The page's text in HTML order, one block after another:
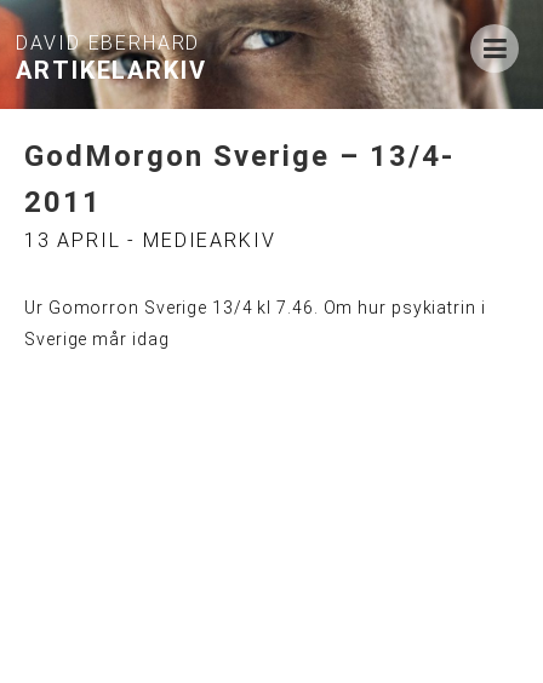
DAVID EBERHARD
ARTIKELARKIV
GodMorgon Sverige – 13/4-
2011
13 APRIL - MEDIEARKIV
Ur Gomorron Sverige 13/4 kl 7.46. Om hur psykiatrin i
Sverige mår idag